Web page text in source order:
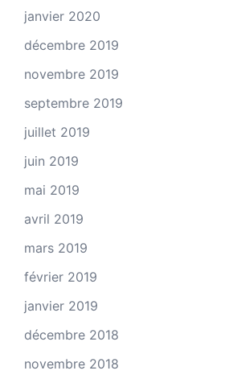
janvier 2020
décembre 2019
novembre 2019
septembre 2019
juillet 2019
juin 2019
mai 2019
avril 2019
mars 2019
février 2019
janvier 2019
décembre 2018
novembre 2018